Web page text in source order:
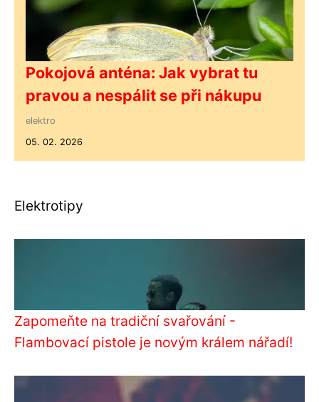
Pokojová anténa: Jak vybrat tu
pravou a nespálit se při nákupu
elektro
05. 02. 2026
Elektrotipy
Zapomeňte na tradiční svařování -
Flambovací pistole je novým králem nářadí!